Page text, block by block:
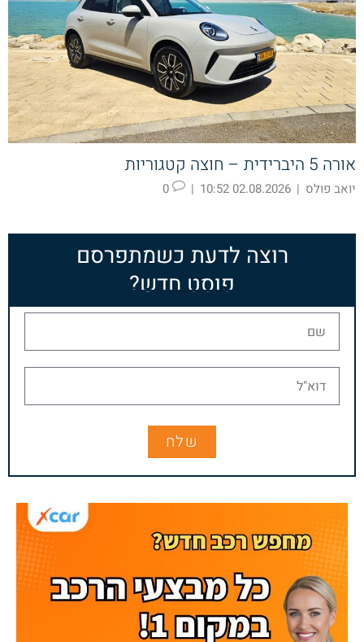
אורה 5 היברידית – חוצה קטגוריות
יואב פולס |
02.08.2026 10:52
|
רוצה לדעת כשמתפרסם
פוסט חדש?
שלח